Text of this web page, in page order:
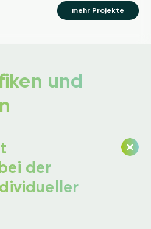
mehr Projekte
und
der